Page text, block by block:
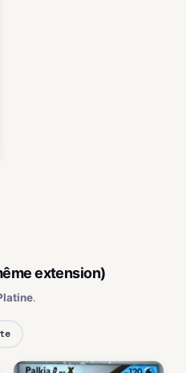
extension)
.